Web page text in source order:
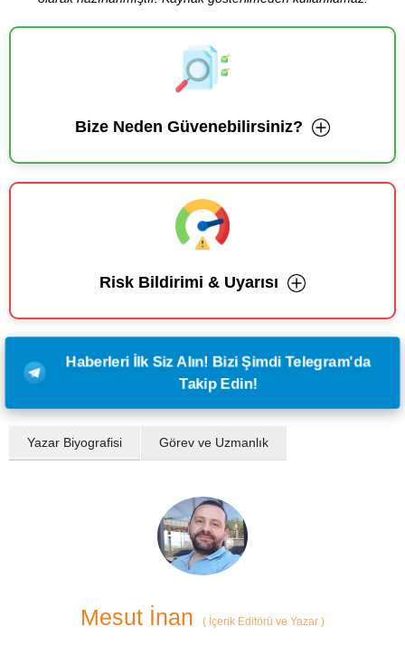
Bize Neden Güvenebilirsiniz?
Risk Bildirimi & Uyarısı
Haberleri İlk Siz Alın! Bizi Şimdi Telegram'da
Takip Edin!
Yazar Biyografisi Görev ve Uzmanlık
Mesut İnan ( İçerik Editörü ve Yazar )